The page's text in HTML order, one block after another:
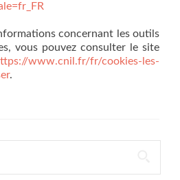
concernant les outils
vous pouvez consulter le site
www.cnil.fr/fr/cookies-les-
.